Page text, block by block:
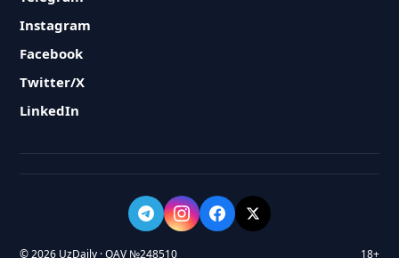
Instagram
Facebook
Twitter/X
LinkedIn
© 2026 UzDaily · OAV №248510 18+